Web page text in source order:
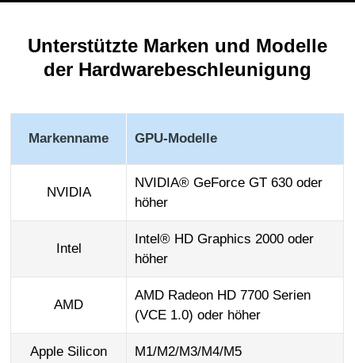
Unterstützte Marken und Modelle
der Hardwarebeschleunigung
Markenname GPU-Modelle
NVIDIA
NVIDIA® GeForce GT 630 oder
höher
Intel
Intel® HD Graphics 2000 oder
höher
AMD
AMD Radeon HD 7700 Serien
(VCE 1.0) oder höher
Apple Silicon
M1/M2/M3/M4/M5